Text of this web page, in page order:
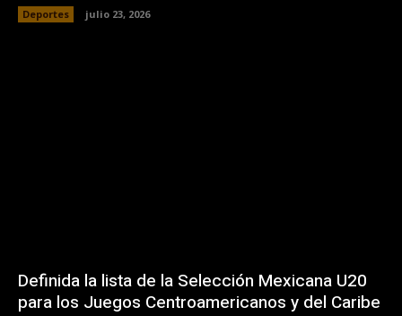
Deportes julio 23, 2026
Definida la lista de la Selección Mexicana U20
para los Juegos Centroamericanos y del Caribe